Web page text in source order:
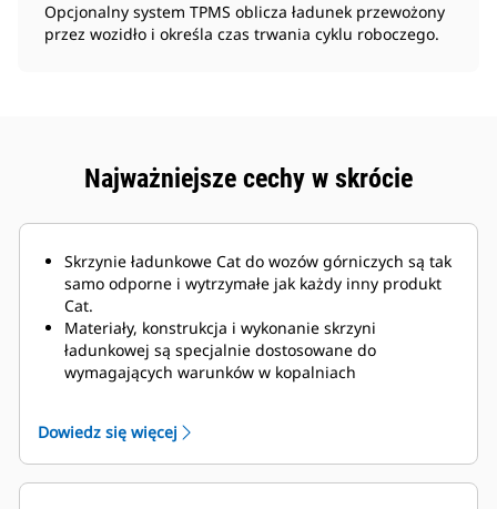
Opcjonalny system TPMS oblicza ładunek przewożony
przez wozidło i określa czas trwania cyklu roboczego.
Najważniejsze cechy w skrócie
Skrzynie ładunkowe Cat do wozów górniczych są tak
samo odporne i wytrzymałe jak każdy inny produkt
Cat.
Materiały, konstrukcja i wykonanie skrzyni
ładunkowej są specjalnie dostosowane do
wymagających warunków w kopalniach
Dowiedz się więcej